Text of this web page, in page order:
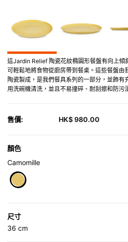
這Jardin Relief 陶瓷花紋橢圓形餐盤有向上傾
可輕鬆地將食物從廚房帶到餐桌。這些餐盤由
陶瓷製成，是我們餐具系列的一部分，並飾
用洗碗機清洗，並且不易撞碎、耐刮擦和防污
售價: HK$ 980.00
顏色
Camomille
尺寸
36 cm